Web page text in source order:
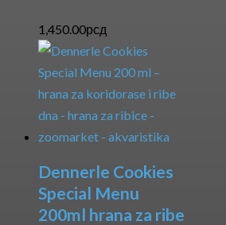
1,450.00рсд
Dennerle Cookies
Special Menu
200ml hrana za ribe